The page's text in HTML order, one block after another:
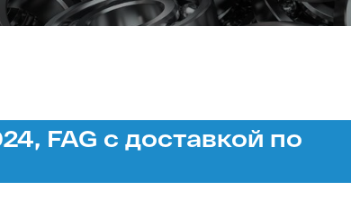
FAG с доставкой по